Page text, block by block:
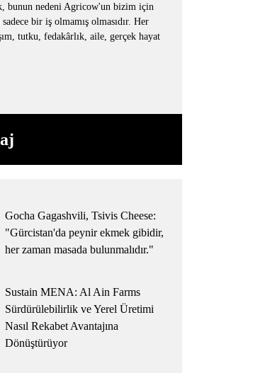
bunun nedeni Agricow'un bizim için
bir iş olmamış olmasıdır. Her
tutku, fedakârlık, aile, gerçek hayat
Gocha Gagashvili, Tsivis Cheese:
"Gürcistan'da peynir ekmek gibidir,
her zaman masada bulunmalıdır."
Sustain MENA: Al Ain Farms
Sürdürülebilirlik ve Yerel Üretimi
Nasıl Rekabet Avantajına
Dönüştürüyor